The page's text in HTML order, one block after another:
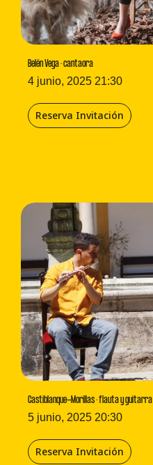
Belén Vega · cantaora
4 junio, 2025 21:30
Reserva Invitación
Castiblanque-Morillas · flauta y guitarra
5 junio, 2025 20:30
Reserva Invitación